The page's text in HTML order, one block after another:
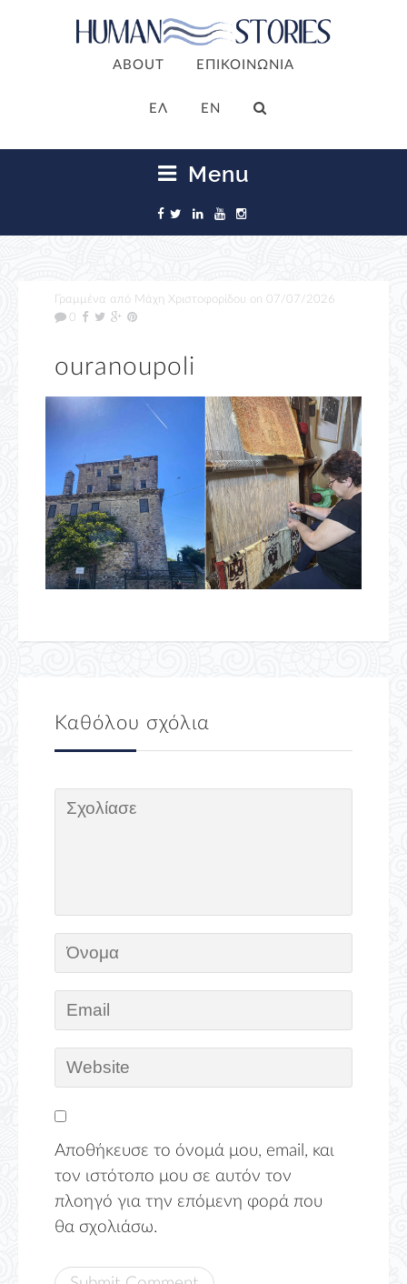
ABOUT ΕΠΙΚΟΙΝΩΝΙΑ
ΕΛ EN
Menu
Γραμμένα από Μάχη Χριστοφορίδου on 07/07/2026
0
ouranoupoli
Καθόλου σχόλια
Αποθήκευσε το όνομά μου, email, και
τον ιστότοπο μου σε αυτόν τον
πλοηγό για την επόμενη φορά που
θα σχολιάσω.